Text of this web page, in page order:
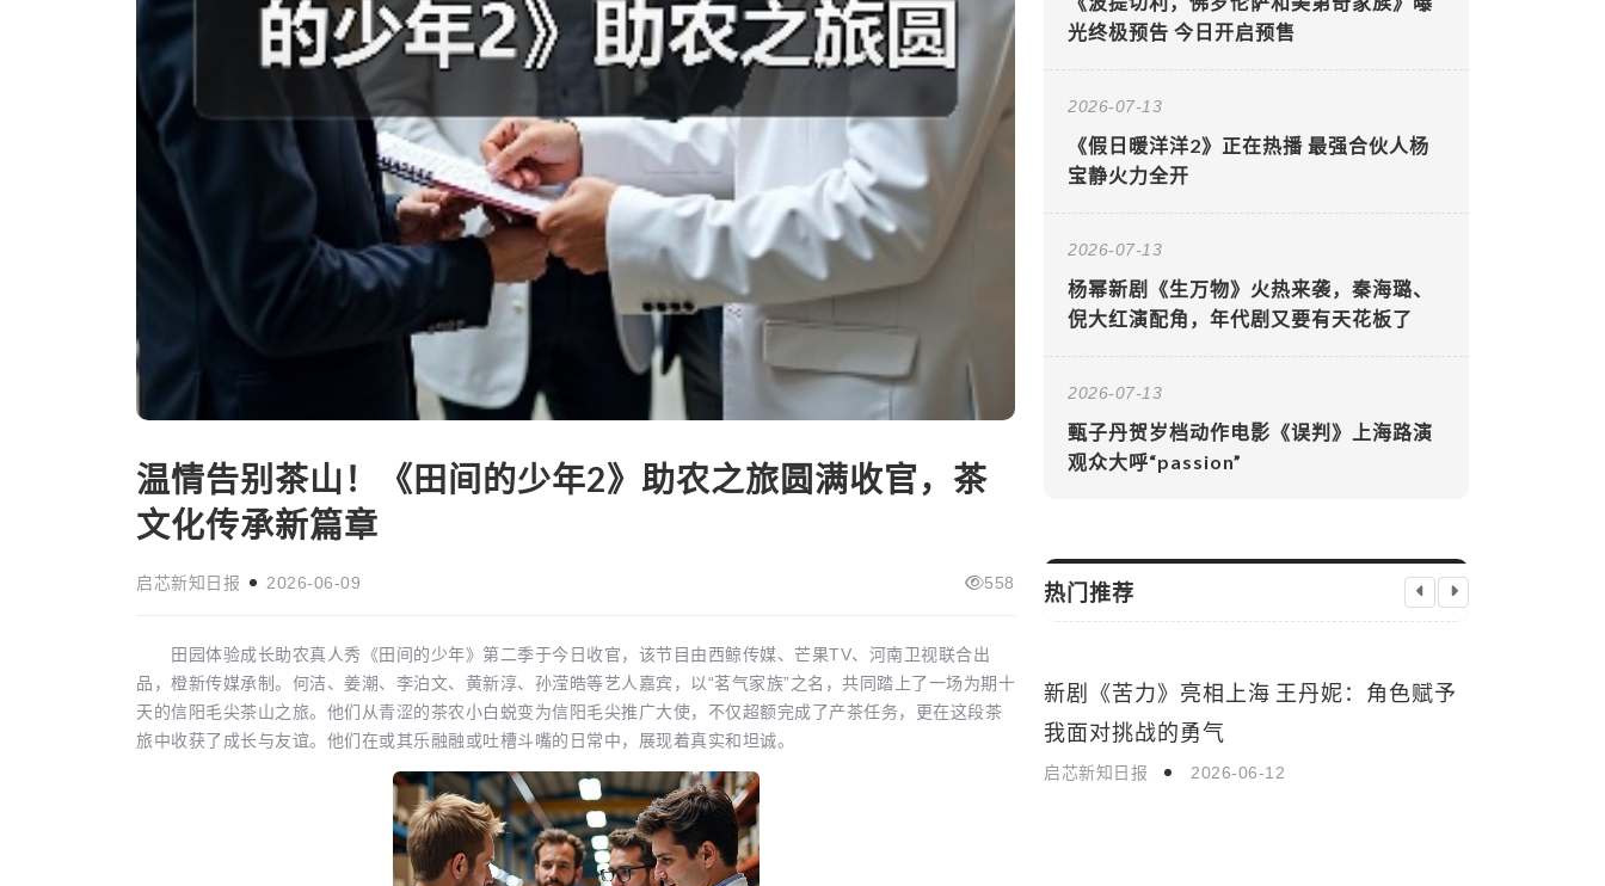
温情告别茶山！《田间的少年2》助农之旅圆满收官，茶
文化传承新篇章
启芯新知日报 2026-06-09 558
田园体验成长助农真人秀《田间的少年》第二季于今日收官，该节目由西鲸传媒、芒果TV、河南卫视联合出
品，橙新传媒承制。何洁、姜潮、李泊文、黄新淳、孙滢皓等艺人嘉宾，以“茗气家族”之名，共同踏上了一场为期十
天的信阳毛尖茶山之旅。他们从青涩的茶农小白蜕变为信阳毛尖推广大使，不仅超额完成了产茶任务，更在这段茶
旅中收获了成长与友谊。他们在或其乐融融或吐槽斗嘴的日常中，展现着真实和坦诚。
光终极预告 今日开启预售
2026-07-13
《假日暖洋洋2》正在热播 最强合伙人杨
宝静火力全开
2026-07-13
杨幂新剧《生万物》火热来袭，秦海璐、
倪大红演配角，年代剧又要有天花板了
2026-07-13
甄子丹贺岁档动作电影《误判》上海路演
观众大呼“passion”
热门推荐
生活娱乐
短片《绿色海洋》入围英国瑞丹斯电影节
启芯新知日报 2026-04-20
生活娱乐 生活娱乐
新剧《苦力》亮相上海 王丹妮：角色赋予
我面对挑战的勇气
启芯新知日报 2026-06-12